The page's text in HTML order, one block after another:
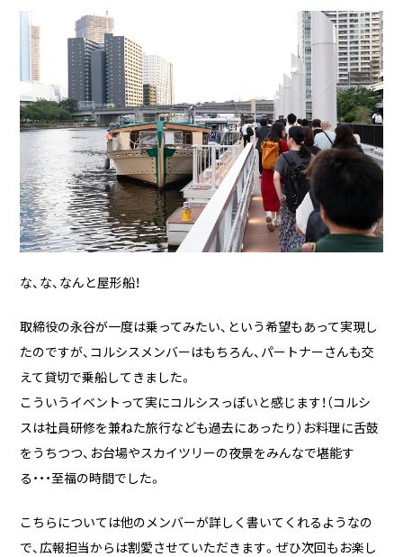
な、な、なんと屋形船！
取締役の永谷が一度は乗ってみたい、という希望もあって実現し
たのですが、コルシスメンバーはもちろん、パートナーさんも交
えて貸切で乗船してきました。
こういうイベントって実にコルシスっぽいと感じます！（コルシ
スは社員研修を兼ねた旅行なども過去にあったり）お料理に舌鼓
をうちつつ、お台場やスカイツリーの夜景をみんなで堪能す
る・・・至福の時間でした。
こちらについては他のメンバーが詳しく書いてくれるようなの
で、広報担当からは割愛させていただきます。ぜひ次回もお楽し